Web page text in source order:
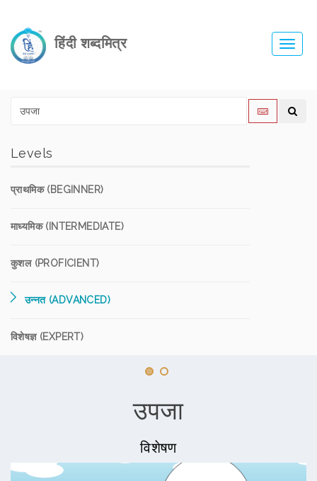
हिंदी शब्दमित्र
Levels
प्राथमिक (BEGINNER)
माध्यमिक (INTERMEDIATE)
कुशल (PROFICIENT)
उन्नत (ADVANCED)
विशेषज्ञ (EXPERT)
उपजा
विशेषण